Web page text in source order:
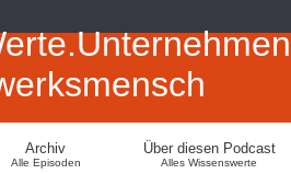
Archiv
Alle Episoden
Über diesen Podcast
Alles Wissenswerte